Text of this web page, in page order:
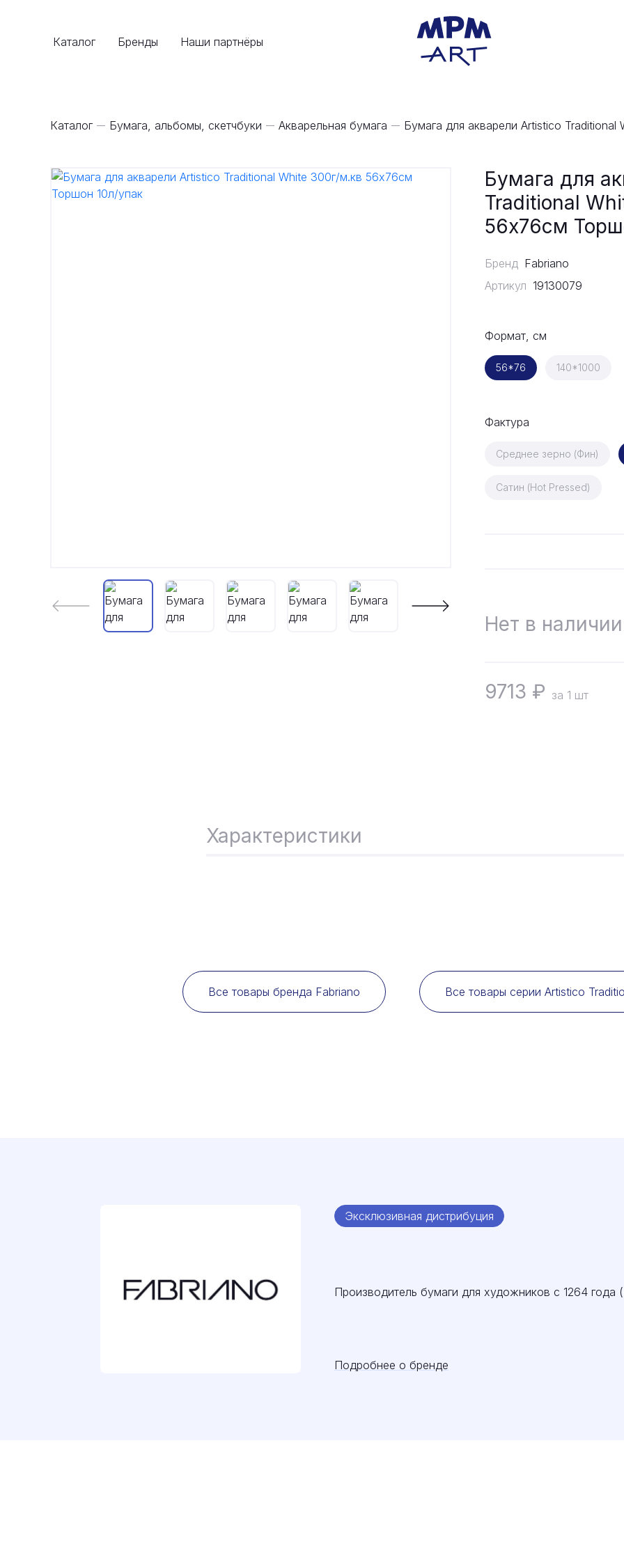
Каталог Бренды Наши партнёры
Каталог Бумага, альбомы, скетчбуки Акварельная бумага Бумага для акварели Artistico
Бумага для
Traditional
56x76см
Бренд Fabriano
Артикул 19130079
Формат, см
56*76 140*1000
Фактура
Среднее зерно (Фин)
Сатин (Hot Pressed)
Нет в наличии
9713 ₽ за 1 шт
Характеристики
Все товары бренда Fabriano Все товары серии Artistico
Эксклюзивная дистрибуция
Производитель бумаги для художников с 1264 года
Подробнее о бренде